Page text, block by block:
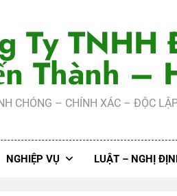
Ty TNHH
Thành –
CHÓNG – CHÍNH XÁC – ĐỘC
NGHIỆP VỤ LUẬT – NGHỊ